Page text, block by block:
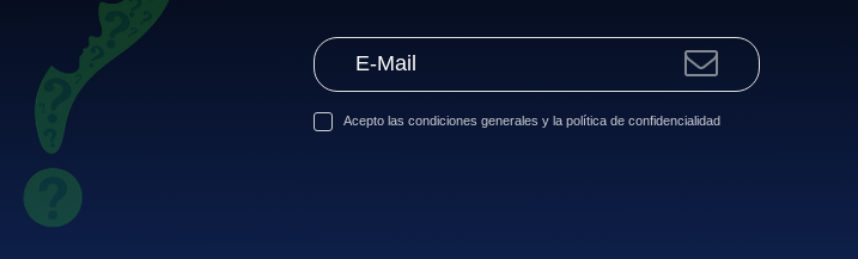
Acepto las condiciones generales y la política de confidencialidad